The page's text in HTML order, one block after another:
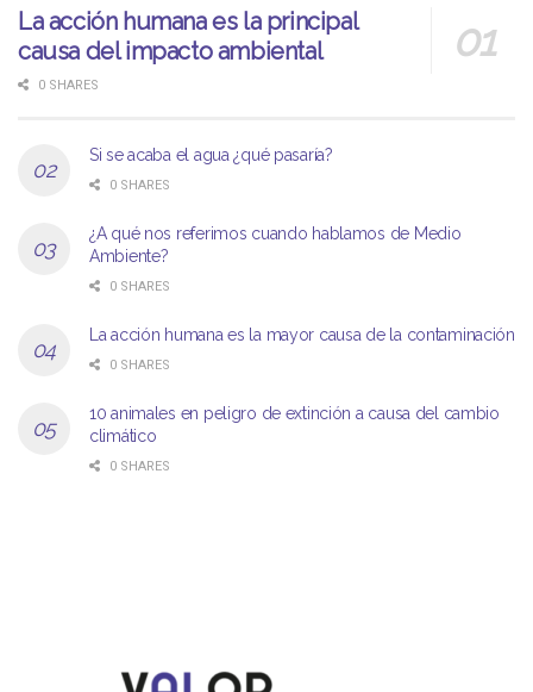
La acción humana es la principal
causa del impacto ambiental
0 SHARES
Si se acaba el agua ¿qué pasaría?
0 SHARES
¿A qué nos referimos cuando hablamos de Medio
Ambiente?
0 SHARES
La acción humana es la mayor causa de la contaminación
0 SHARES
10 animales en peligro de extinción a causa del cambio
climático
0 SHARES